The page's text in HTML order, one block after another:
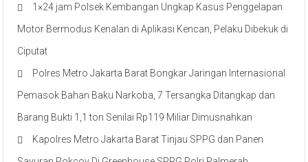
1×24 jam Polsek Kembangan Ungkap Kasus Penggelapan
Motor Bermodus Kenalan di Aplikasi Kencan, Pelaku Dibekuk di
Ciputat
Polres Metro Jakarta Barat Bongkar Jaringan Internasional
Pemasok Bahan Baku Narkoba, 7 Tersangka Ditangkap dan
Barang Bukti 1,1 ton Senilai Rp119 Miliar Dimusnahkan
Kapolres Metro Jakarta Barat Tinjau SPPG dan Panen